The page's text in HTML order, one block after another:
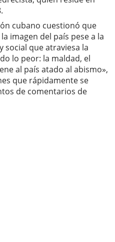
cubano cuestionó que
imagen del país pese a la
social que atraviesa la
lo peor: la maldad, el
al país atado al abismo»,
que rápidamente se
de comentarios de